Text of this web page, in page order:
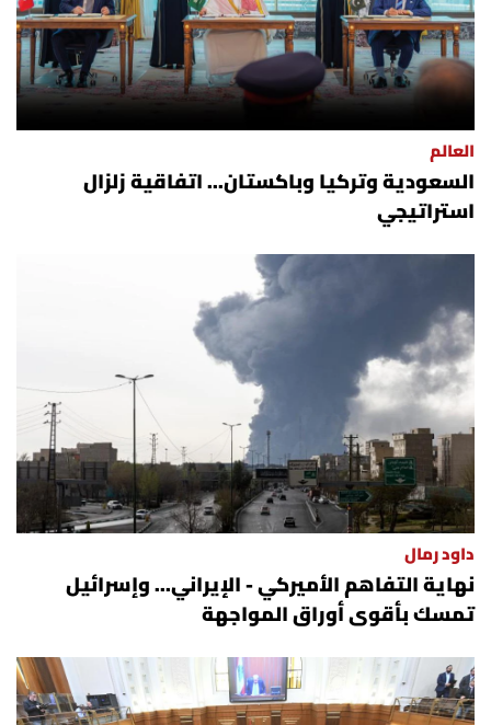
العالم
السعودية وتركيا وباكستان... اتفاقية زلزال
استراتيجي
داود رمال
نهاية التفاهم الأميركي - الإيراني... وإسرائيل
تمسك بأقوى أوراق المواجهة